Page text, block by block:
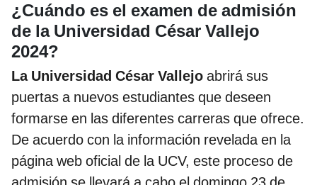
¿Cuándo es el examen de admisión
de la Universidad César Vallejo
2024?
La Universidad César Vallejo abrirá sus
puertas a nuevos estudiantes que deseen
formarse en las diferentes carreras que ofrece.
De acuerdo con la información revelada en la
página web oficial de la UCV, este proceso de